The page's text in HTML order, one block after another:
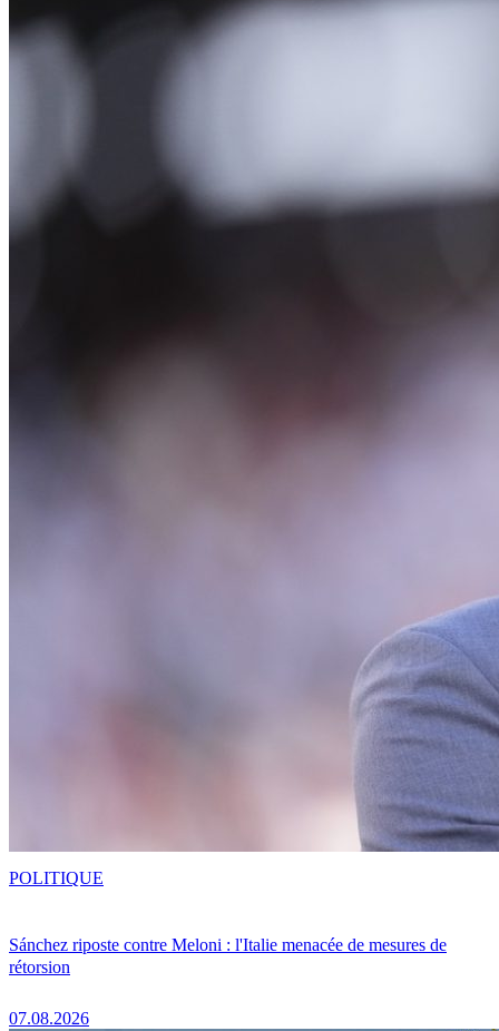
Sánchez riposte contre Meloni : l'Italie menacée de mesures de
rétorsion
07.08.2026
POLITIQUE